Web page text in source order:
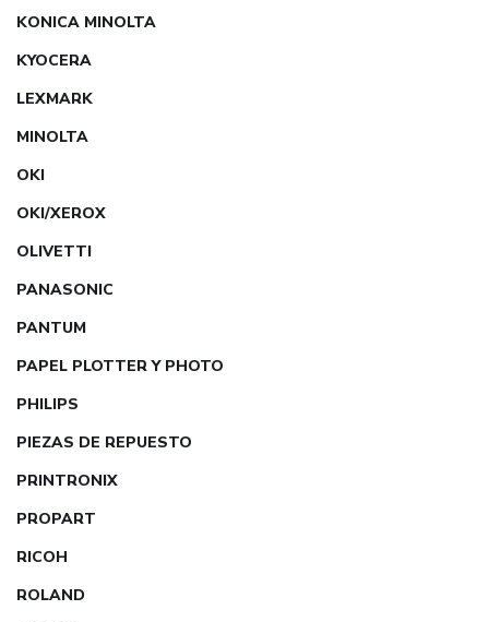
KONICA MINOLTA
KYOCERA
LEXMARK
MINOLTA
OKI
OKI/XEROX
OLIVETTI
PANASONIC
PANTUM
PAPEL PLOTTER Y PHOTO
PHILIPS
PIEZAS DE REPUESTO
PRINTRONIX
PROPART
RICOH
ROLAND